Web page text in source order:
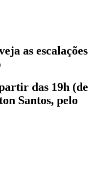
as escalações
das 19h (de
Santos, pelo